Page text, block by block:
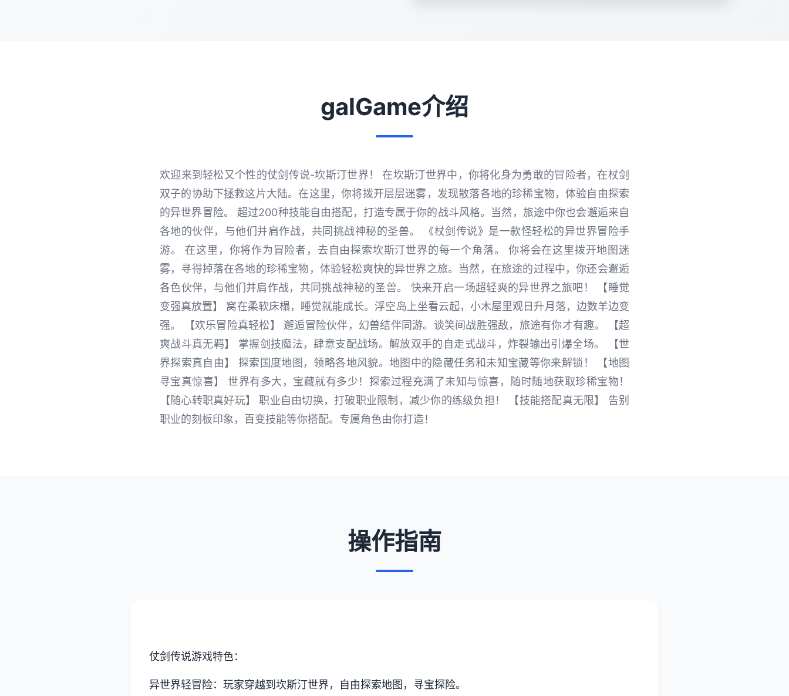
galGame介绍
欢迎来到轻松又个性的仗剑传说-坎斯汀世界！ 在坎斯汀世界中，你将化身为勇敢的冒险者，在杖剑
双子的协助下拯救这片大陆。在这里，你将拨开层层迷雾，发现散落各地的珍稀宝物，体验自由探索
的异世界冒险。 超过200种技能自由搭配，打造专属于你的战斗风格。当然，旅途中你也会邂逅来自
各地的伙伴，与他们并肩作战，共同挑战神秘的圣兽。 《杖剑传说》是一款怪轻松的异世界冒险手
游。 在这里，你将作为冒险者，去自由探索坎斯汀世界的每一个角落。 你将会在这里拨开地图迷
雾，寻得掉落在各地的珍稀宝物，体验轻松爽快的异世界之旅。当然，在旅途的过程中，你还会邂逅
各色伙伴，与他们并肩作战，共同挑战神秘的圣兽。 快来开启一场超轻爽的异世界之旅吧！ 【睡觉
变强真放置】 窝在柔软床榻，睡觉就能成长。浮空岛上坐看云起，小木屋里观日升月落，边数羊边变
强。 【欢乐冒险真轻松】 邂逅冒险伙伴，幻兽结伴同游。谈笑间战胜强敌，旅途有你才有趣。 【超
爽战斗真无羁】 掌握剑技魔法，肆意支配战场。解放双手的自走式战斗，炸裂输出引爆全场。 【世
界探索真自由】 探索国度地图，领略各地风貌。地图中的隐藏任务和未知宝藏等你来解锁！ 【地图
寻宝真惊喜】 世界有多大，宝藏就有多少！探索过程充满了未知与惊喜，随时随地获取珍稀宝物！
【随心转职真好玩】 职业自由切换，打破职业限制，减少你的练级负担！ 【技能搭配真无限】 告别
职业的刻板印象，百变技能等你搭配。专属角色由你打造！
操作指南
仗剑传说游戏特色：
异世界轻冒险：玩家穿越到坎斯汀世界，自由探索地图，寻宝探险。